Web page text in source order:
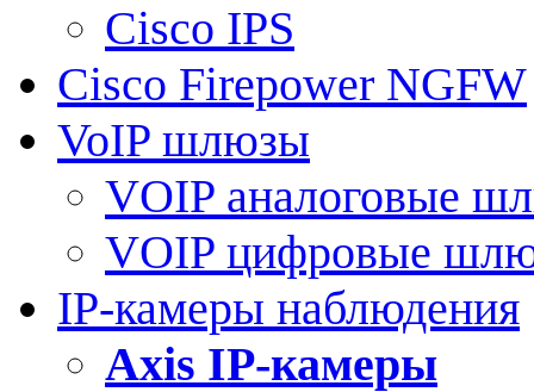
Cisco IPS
Cisco Firepower NGFW
VoIP шлюзы
VOIP аналоговые
VOIP цифровые
IP-камеры наблюдения
Axis IP-камеры